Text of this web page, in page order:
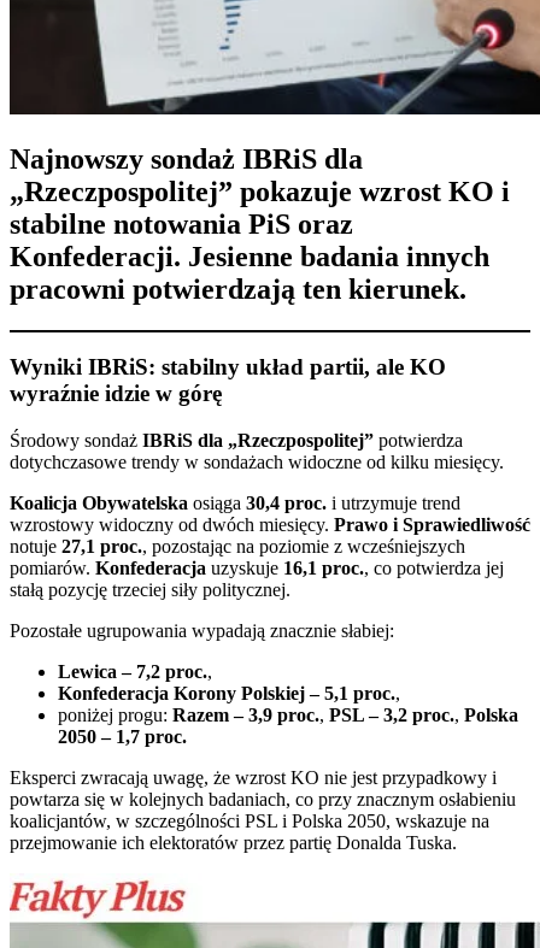
Najnowszy sondaż IBRiS dla
„Rzeczpospolitej” pokazuje wzrost KO i
stabilne notowania PiS oraz
Konfederacji. Jesienne badania innych
pracowni potwierdzają ten kierunek.
Wyniki IBRiS: stabilny układ partii, ale KO
wyraźnie idzie w górę
Środowy sondaż IBRiS dla „Rzeczpospolitej” potwierdza
dotychczasowe trendy w sondażach widoczne od kilku miesięcy.
Koalicja Obywatelska osiąga 30,4 proc. i utrzymuje trend
wzrostowy widoczny od dwóch miesięcy. Prawo i Sprawiedliwość
notuje 27,1 proc., pozostając na poziomie z wcześniejszych
pomiarów. Konfederacja uzyskuje 16,1 proc., co potwierdza jej
stałą pozycję trzeciej siły politycznej.
Pozostałe ugrupowania wypadają znacznie słabiej:
Lewica – 7,2 proc.,
Konfederacja Korony Polskiej – 5,1 proc.,
poniżej progu: Razem – 3,9 proc., PSL – 3,2 proc., Polska
2050 – 1,7 proc.
Eksperci zwracają uwagę, że wzrost KO nie jest przypadkowy i
powtarza się w kolejnych badaniach, co przy znacznym osłabieniu
koalicjantów, w szczególności PSL i Polska 2050, wskazuje na
przejmowanie ich elektoratów przez partię Donalda Tuska.